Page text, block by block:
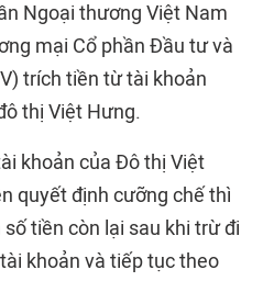
Ngoại thương Việt Nam
mại Cổ phần Đầu tư và
trích tiền từ tài khoản
thị Việt Hưng.
khoản của Đô thị Việt
quyết định cưỡng chế thì
tiền còn lại sau khi trừ đi
khoản và tiếp tục theo